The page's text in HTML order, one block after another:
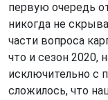
первую очередь
никогда не
части вопроса
что и сезон 2020,
исключительно с
сложилось, что